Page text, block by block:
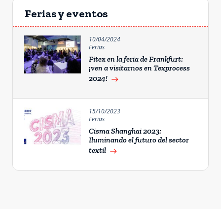
Ferias y eventos
10/04/2024
Ferias
Fitex en la feria de Frankfurt:
¡ven a visitarnos en Texprocess
2024! east
15/10/2023
Ferias
Cisma Shanghai 2023:
Iluminando el futuro del sector
textil east